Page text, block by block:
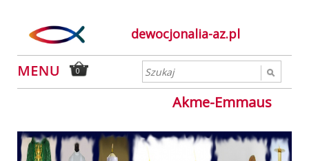
dewocjonalia-az.pl
0
Akme-Emmaus